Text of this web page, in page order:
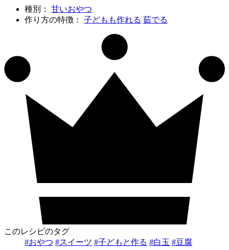
種別： 甘いおやつ
作り方の特徴： 子どもも作れる 茹でる
このレシピのタグ
#おやつ #スイーツ #子どもと作る #白玉 #豆腐